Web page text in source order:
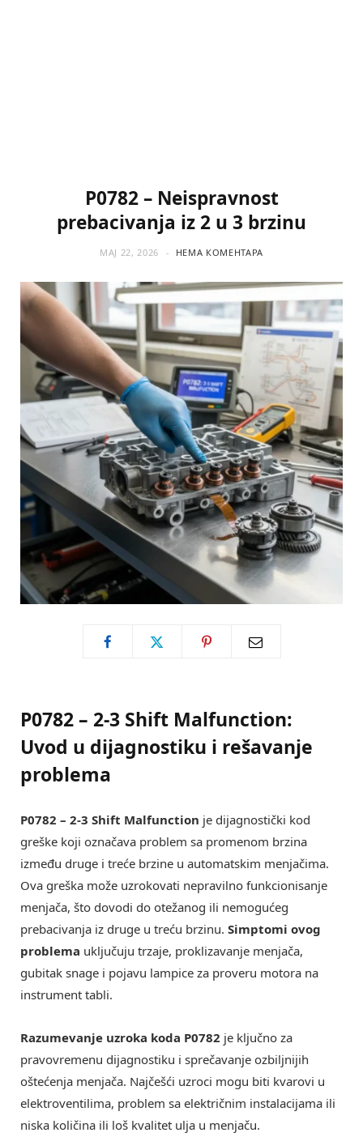
P0782 – Neispravnost
prebacivanja iz 2 u 3 brzinu
МАЈ 22, 2026 НЕМА КОМЕНТАРА
P0782 – 2-3 Shift Malfunction:
Uvod u dijagnostiku i rešavanje
problema
P0782 – 2-3 Shift Malfunction je dijagnostički kod
greške koji označava problem sa promenom brzina
između druge i treće brzine u automatskim menjačima.
Ova greška može uzrokovati nepravilno funkcionisanje
menjača, što dovodi do otežanog ili nemogućeg
prebacivanja iz druge u treću brzinu. Simptomi ovog
problema uključuju trzaje, proklizavanje menjača,
gubitak snage i pojavu lampice za proveru motora na
instrument tabli.
Razumevanje uzroka koda P0782 je ključno za
pravovremenu dijagnostiku i sprečavanje ozbiljnijih
oštećenja menjača. Najčešći uzroci mogu biti kvarovi u
elektroventilima, problem sa električnim instalacijama ili
niska količina ili loš kvalitet ulja u menjaču.